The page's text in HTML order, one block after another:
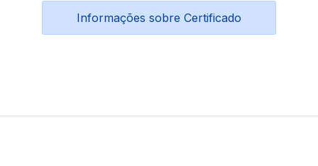
Informações sobre Certificado